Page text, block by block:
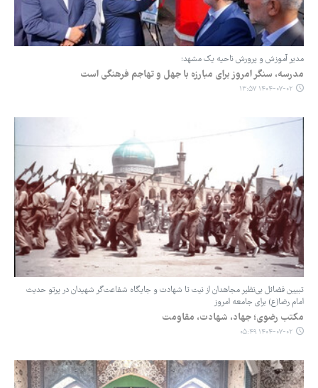
مدیر آموزش و پرورش ناحیه یک مشهد:
مدرسه، سنگر امروز برای مبارزه با جهل و تهاجم فرهنگی است
۱۴۰۴-۰۷-۰۲ ۱۳:۵۷
تبیین فضائل بی‌نظیر مجاهدان از نیت تا شهادت و جایگاه شفاعت‌گر شهیدان در پرتو حدیث
امام رضا(ع) برای جامعه امروز
مکتب رضوی؛ جهاد، شهادت، مقاومت
۱۴۰۴-۰۷-۰۲ ۰۵:۴۹